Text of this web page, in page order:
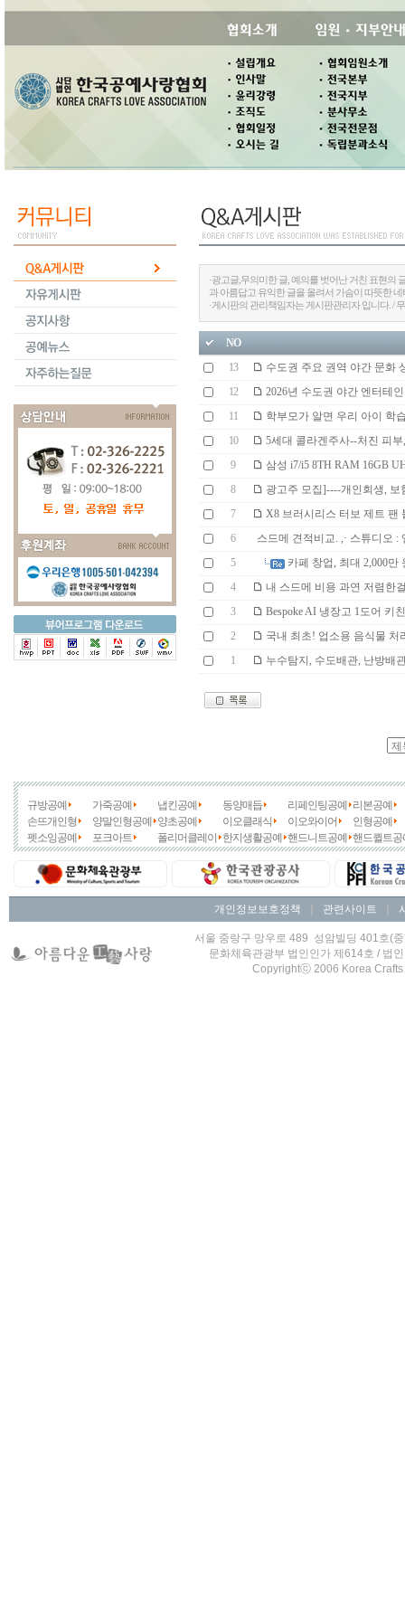
·광고글,무의미한 글, 예의를 벗어난 거친 표현의
과 아름답고 유익한 글을 올려서 가슴이 따뜻한
·게시판의 관리책임자는 게시판관리자 입니다. /
NO
13
수도권 주요 권역 야간 문화
12
2026년 수도권 야간 엔터테
11
학부모가 알면 우리 아이 학
10
5세대 콜라겐주사--처진 피
9
삼성 i7/i5 8TH RAM 16GB
8
광고주 모집]----개인회생,
7
X8 브러시리스 터보 제트 팬
6
스드메 견적비교. ,· 스튜디오 :
5
카페 창업, 최대 2,000만
4
내 스드메 비용 과연 저렴한
3
Bespoke AI 냉장고 1도어 키
2
국내 최초! 업소용 음식물 처
1
누수탐지, 수도배관, 난방배
규방공예 가죽공예 냅킨공예 동양매듭 리페인팅공예
리본공예
손뜨개인형
양말인형공예 양초공예 이오클래식 이오와이어
인형공예
펫소잉공예
포크아트 폴리머클레이 한지생활공예 핸드니트공예 핸드퀼트공
개인정보보호정책 관련사이트
서울 중랑구 망우로 489 성암빌딩 401호
문화체육관광부 법인인가 제614호 / 법
Copyrightⓒ 2006 Korea